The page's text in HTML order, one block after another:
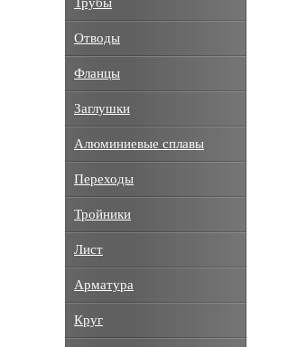
Отводы
Фланцы
Заглушки
Алюминиевые сплавы
Переходы
Тройники
Лист
Арматура
Круг